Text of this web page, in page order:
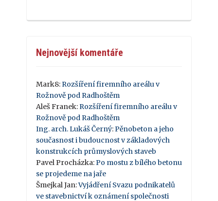
Nejnovější komentáře
Mark8: Rozšíření firemního areálu v
Rožnově pod Radhoštěm
Aleš Franek: Rozšíření firemního areálu v
Rožnově pod Radhoštěm
Ing. arch. Lukáš Černý: Pěnobeton a jeho
současnost i budoucnost v základových
konstrukcích průmyslových staveb
Pavel Procházka: Po mostu z bílého betonu
se projedeme na jaře
Šmejkal Jan:Vyjádření Svazu podnikatelů
ve stavebnictví k oznámení společnosti